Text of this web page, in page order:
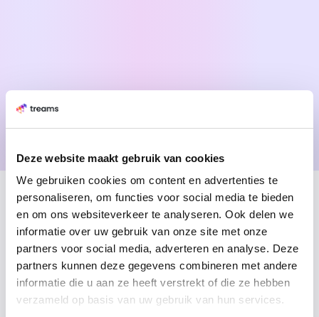
Deze website maakt gebruik van cookies
We gebruiken cookies om content en advertenties te
personaliseren, om functies voor social media te bieden
en om ons websiteverkeer te analyseren. Ook delen we
informatie over uw gebruik van onze site met onze
partners voor social media, adverteren en analyse. Deze
partners kunnen deze gegevens combineren met andere
informatie die u aan ze heeft verstrekt of die ze hebben
verzameld op basis van uw gebruik van hun services.
Senior Software Enigeer
Sjors Snoeren